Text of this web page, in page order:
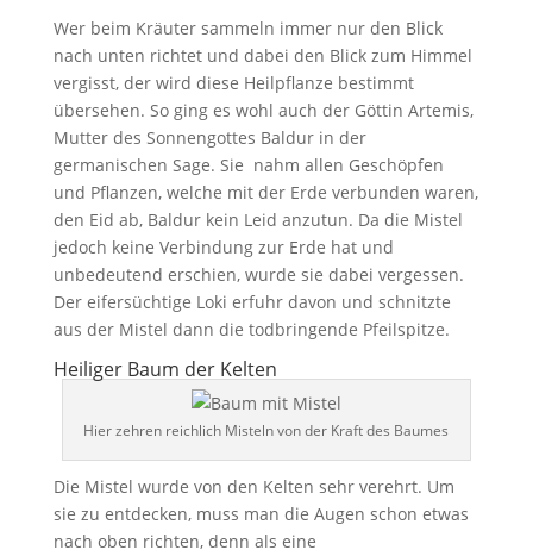
Wer beim Kräuter sammeln immer nur den Blick
nach unten richtet und dabei den Blick zum Himmel
vergisst, der wird diese Heilpflanze bestimmt
übersehen. So ging es wohl auch der Göttin Artemis,
Mutter des Sonnengottes Baldur in der
germanischen Sage. Sie nahm allen Geschöpfen
und Pflanzen, welche mit der Erde verbunden waren,
den Eid ab, Baldur kein Leid anzutun. Da die Mistel
jedoch keine Verbindung zur Erde hat und
unbedeutend erschien, wurde sie dabei vergessen.
Der eifersüchtige Loki erfuhr davon und schnitzte
aus der Mistel dann die todbringende Pfeilspitze.
Heiliger Baum der Kelten
Hier zehren reichlich Misteln von der Kraft des Baumes
Die Mistel wurde von den Kelten sehr verehrt. Um
sie zu entdecken, muss man die Augen schon etwas
nach oben richten, denn als eine